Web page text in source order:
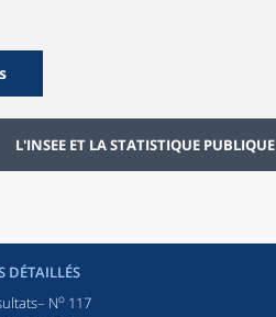
L'INSEE ET LA STATISTIQUE PUBLIQUE
DÉTAILLÉS
No 117